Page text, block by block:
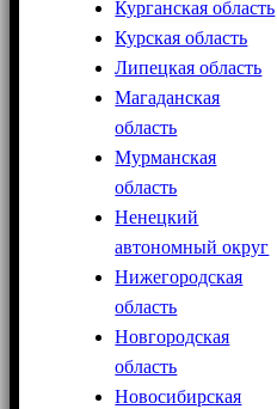
Курганская область
Курская область
Липецкая область
Магаданская
область
Мурманская
область
Ненецкий
автономный округ
Нижегородская
область
Новгородская
область
Новосибирская